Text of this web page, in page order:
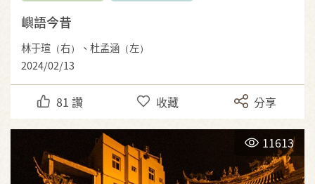
嶼語今昔
林于瑄（右）、杜孟涵（左）
2024/02/13
81 讚 收藏 分享
11613